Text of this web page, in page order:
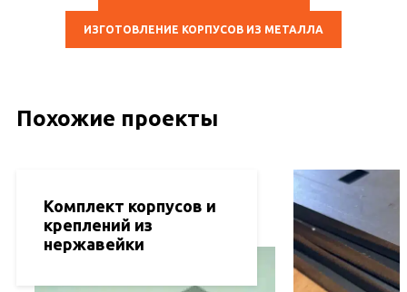
ИЗГОТОВЛЕНИЕ КОРПУСОВ ИЗ МЕТАЛЛА
Похожие проекты
Комплект корпусов и
креплений из
нержавейки